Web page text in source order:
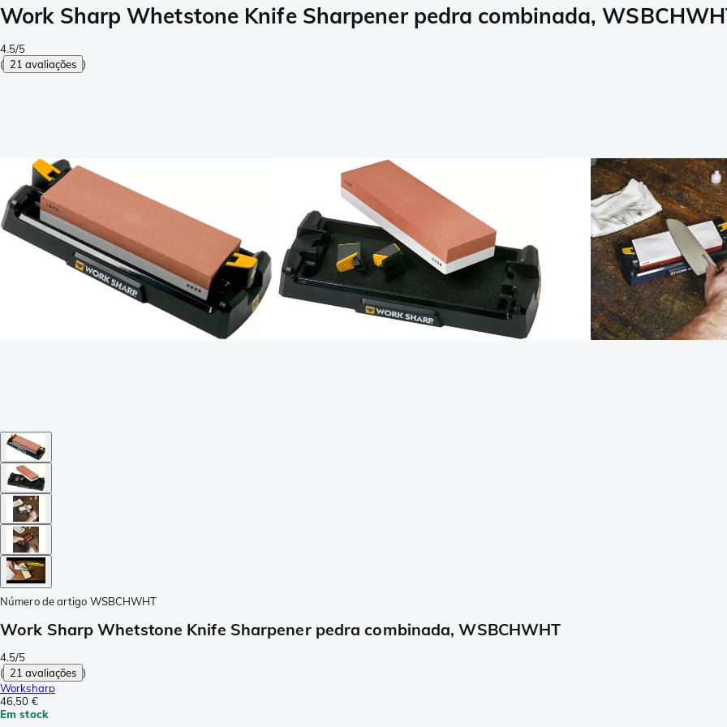
Work Sharp Whetstone Knife Sharpener pedra combinada,
4.5/5
( 21 avaliações )
Número de artigo WSBCHWHT
Work Sharp Whetstone Knife Sharpener pedra combinada, WSBCHWHT
4.5/5
( 21 avaliações )
Worksharp
46,50 €
Em stock